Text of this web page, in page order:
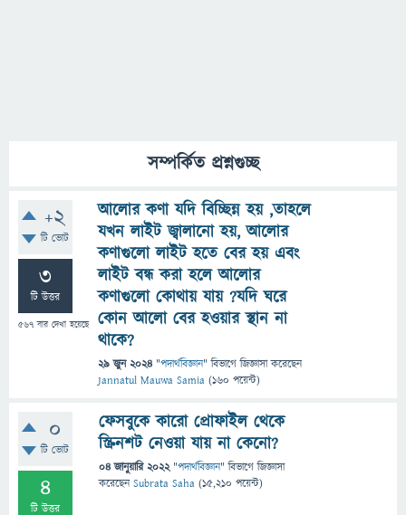
সম্পর্কিত প্রশ্নগুচ্ছ
+2
টি ভোট
3
টি উত্তর
567 বার দেখা হয়েছে
আলোর কণা যদি বিচ্ছিন্ন হয় ,তাহলে
যখন লাইট জ্বালানো হয়, আলোর
কণাগুলো লাইট হতে বের হয় এবং
লাইট বন্ধ করা হলে আলোর
কণাগুলো কোথায় যায় ?যদি ঘরে
কোন আলো বের হওয়ার স্থান‌ না‌
থাকে?
29 জুন 2024 "পদার্থবিজ্ঞান" বিভাগে জিজ্ঞাসাকরেছেন
Jannatul Mauwa Samia (160 পয়েন্ট)
0
টি ভোট
4
টি উত্তর
ফেসবুকে কারো প্রোফাইল থেকে
স্ক্রিনশট নেওয়া যায় না কেনো?
04 জানুয়ারি 2022 "পদার্থবিজ্ঞান" বিভাগে জিজ্ঞাসা
করেছেনSubrata Saha (15,210 পয়েন্ট)